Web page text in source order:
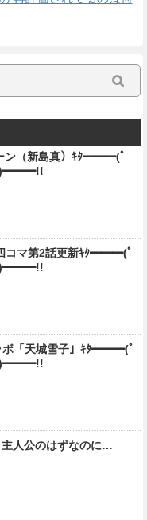
ン（新島真）ｷﾀ━━━(ﾟ
コマ第2話更新ｷﾀ━━━(ﾟ
ボ「天城雪子」ｷﾀ━━━(ﾟ
主人公のはずなのに…